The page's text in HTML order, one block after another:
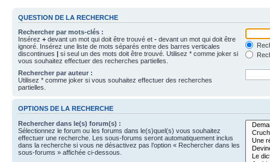
QUESTION DE LA RECHERCHE
Rechercher par mots-clés :
Insérez + devant un mot qui doit être trouvé et - devant un mot qui doit être
ignoré. Insérez une liste de mots séparés entre des barres verticales
discontinues | si seul un des mots doit être trouvé. Utilisez * comme joker si
vous souhaitez effectuer des recherches partielles.
Rechercher par auteur :
Utilisez * comme joker si vous souhaitez effectuer des recherches
partielles.
OPTIONS DE LA RECHERCHE
Rechercher dans le(s) forum(s) :
Sélectionnez le forum ou les forums dans le(s)quel(s) vous souhaitez
effectuer une recherche. Les sous-forums seront automatiquement inclus
dans la recherche si vous ne désactivez pas l’option « Rechercher dans les
sous-forums » affichée ci-dessous.